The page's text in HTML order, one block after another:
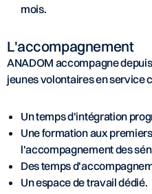
mois.
L'accompagnement
ANADOM accompagne
jeunes volontaires en service
Un temps d'intégration
Une formation aux
l'accompagnement des
Des temps
Un espace de travail dédié.